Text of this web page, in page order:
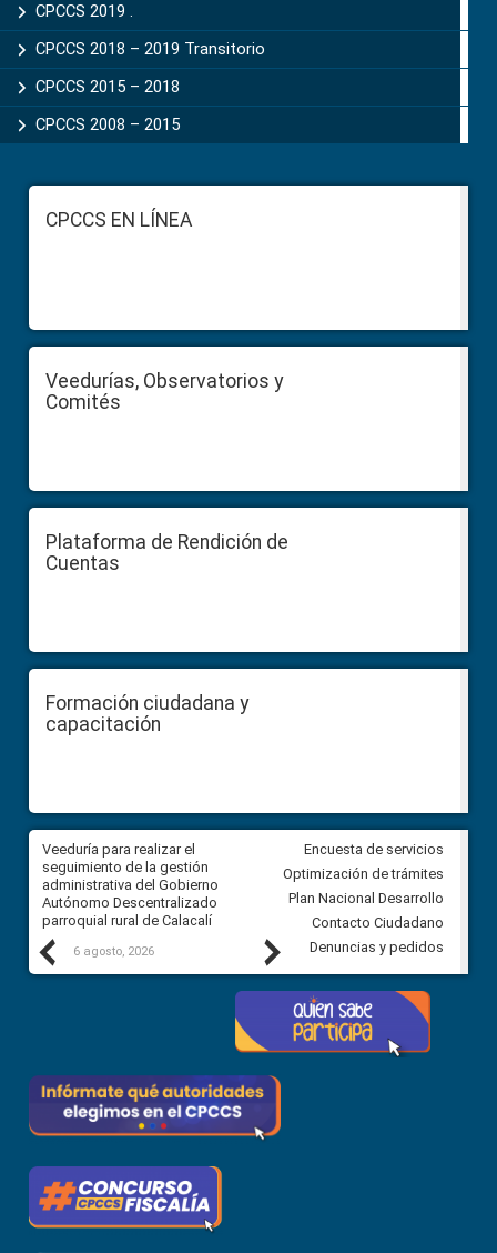
CPCCS 2019 .
CPCCS 2018 – 2019 Transitorio
CPCCS 2015 – 2018
CPCCS 2008 – 2015
FooterCPCCS EN LÍNEA
Veedurías, Observatorios y
Comités
Plataforma de Rendición de
Cuentas
Formación ciudadana y
capacitación
Previous
Veeduría para realizar el
seguimiento de la gestión
administrativa del Gobierno
Autónomo Descentralizado
parroquial rural de Calacalí
6 agosto, 2026
Veeduría para vigilar los
derivados de la Audiencia
comunidad Urbina, parroquia
Carolina
5 agosto, 2026
Next
Encuesta de servicios
Optimización de trámites
Plan Nacional Desarrollo
Contacto Ciudadano
Denuncias y pedidos